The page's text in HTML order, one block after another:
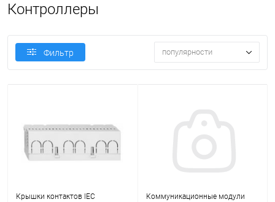
Контроллеры
Фильтр популярности
Крышки контактов IEC Коммуникационные модули